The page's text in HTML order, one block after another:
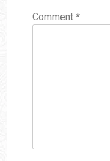
Comment *